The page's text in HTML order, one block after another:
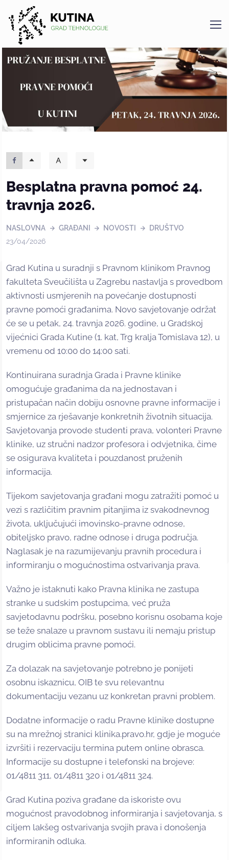
Kutina
Besplatna pravna pomoć 24.
travnja 2026.
NASLOVNA GRAĐANI NOVOSTI
DRUŠTVO
23/04/2026
Grad Kutina u suradnji s Pravnom klinikom Pravnog
fakulteta Sveučilišta u Zagrebu nastavlja s provedbom
aktivnosti usmjerenih na povećanje dostupnosti
pravne pomoći građanima. Novo savjetovanje održat
će se u petak, 24. travnja 2026. godine, u Gradskoj
vijećnici Grada Kutine (1. kat, Trg kralja Tomislava 12), u
vremenu od 10:00 do 14:00 sati.
Kontinuirana suradnja Grada i Pravne klinike
omogućuje građanima da na jednostavan i
pristupačan način dobiju osnovne pravne informacije i
smjernice za rješavanje konkretnih životnih situacija.
Savjetovanja provode studenti prava, volonteri Pravne
klinike, uz stručni nadzor profesora i odvjetnika, čime
se osigurava kvaliteta i pouzdanost pruženih
informacija.
Tijekom savjetovanja građani mogu zatražiti pomoć u
vezi s različitim pravnim pitanjima iz svakodnevnog
života, uključujući imovinsko-pravne odnose,
obiteljsko pravo, radne odnose i druga područja.
Naglasak je na razumijevanju pravnih procedura i
informiranju o mogućnostima ostvarivanja prava.
Važno je istaknuti kako Pravna klinika ne zastupa
stranke u sudskim postupcima, već pruža
savjetodavnu podršku, posebno korisnu osobama koje
se teže snalaze u pravnom sustavu ili nemaju pristup
drugim oblicima pravne pomoći.
Za dolazak na savjetovanje potrebno je ponijeti
osobnu iskaznicu, OIB te svu relevantnu
dokumentaciju vezanu uz konkretan pravni problem.
Dodatne informacije o radu Pravne klinike dostupne
su na mrežnoj stranici klinika.pravo.hr, gdje je moguće
izvršiti i rezervaciju termina putem online obrasca.
Informacije su dostupne i telefonski na brojeve:
01/4811 311, 01/4811 320 i 01/4811 324.
Grad Kutina poziva građane da iskoriste ovu
mogućnost pravodobnog informiranja i savjetovanja, s
ciljem lakšeg ostvarivanja svojih prava i donošenja
informiranih odluka.